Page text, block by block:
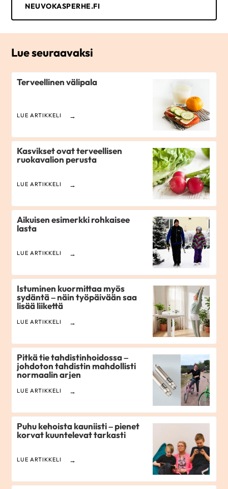
NEUVOKASPERHE.FI
Lue seuraavaksi
Terveellinen välipala
LUE ARTIKKELI
Kasvikset ovat terveellisen
ruokavalion perusta
LUE ARTIKKELI
Aikuisen esimerkki rohkaisee
lasta
LUE ARTIKKELI
Istuminen kuormittaa myös
sydäntä – näin työpäivään saa
lisää liikettä
LUE ARTIKKELI
Pitkä tie tahdistinhoidossa –
johdoton tahdistin mahdollisti
normaalin arjen
LUE ARTIKKELI
Puhu kehoista kauniisti – pienet
korvat kuuntelevat tarkasti
LUE ARTIKKELI